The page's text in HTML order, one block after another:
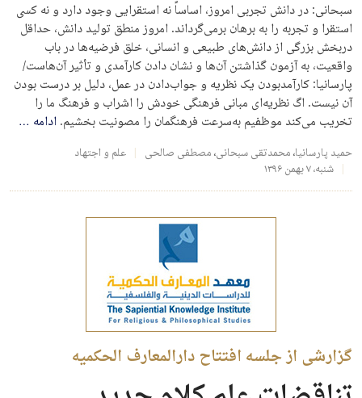
سبحانی: در دانش تجربی امروز، اساساً نه استقرایی وجود دارد و نه کسی
استقرا و تجربه را به برهان برمی‌­گرداند. امروز منطق تولید دانش، حداقل
دربخش بزرگی از دانش‌­های طبیعی و انسانی، خلق فرضیه­‌ها در باب
واقعیت، به آزمون گذاشتن آن‌ها و نشان دادن کارآمدی و تأثیر آن‌هاست/
پارسانیا: کارآمدبودن یک نظریه و جواب‌دادن در عمل، دلیل بر درست بودن
آن نیست. اگ نظریه‌ای مبانی فرهنگی خودش را اشراب و فرهنگ ما را
تخریب می­‌کند موظفیم به‌سرعت فرهنگمان را مصونیت بخشیم.ادامه …
حمید پارسانیا،محمدتقی سبحانی،مصطفی صالحی
علم و اجتهاد
شنبه، ۷ بهمن ۱۳۹۶
گزارشی از جلسه افتتاح دار‌المعارف الحکمیه